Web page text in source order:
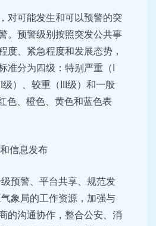
对可能发生和可以预警的突
。预警级别按照突发公共事
度、紧急程度和发展态势，
准分为四级：特别严重（I
）、较重（III级）和一般
色、橙色、黄色和蓝色表
信息发布
预警、平台共享、规范发
象局的工作资源，加强与
的沟通协作，整合公安、消